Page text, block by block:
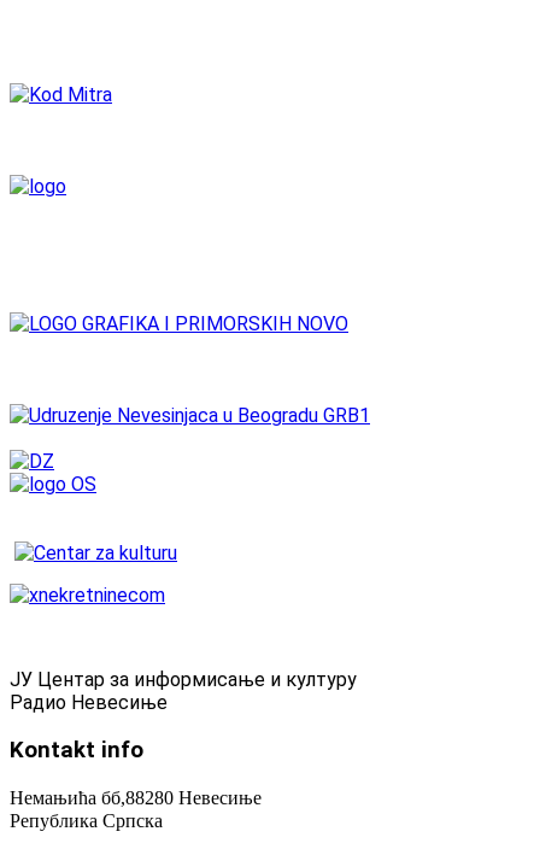
ЈУ Центар за информисање и културу
Радио Невесиње
Kontakt info
Немањића бб,88280 Невесиње
Република Српска